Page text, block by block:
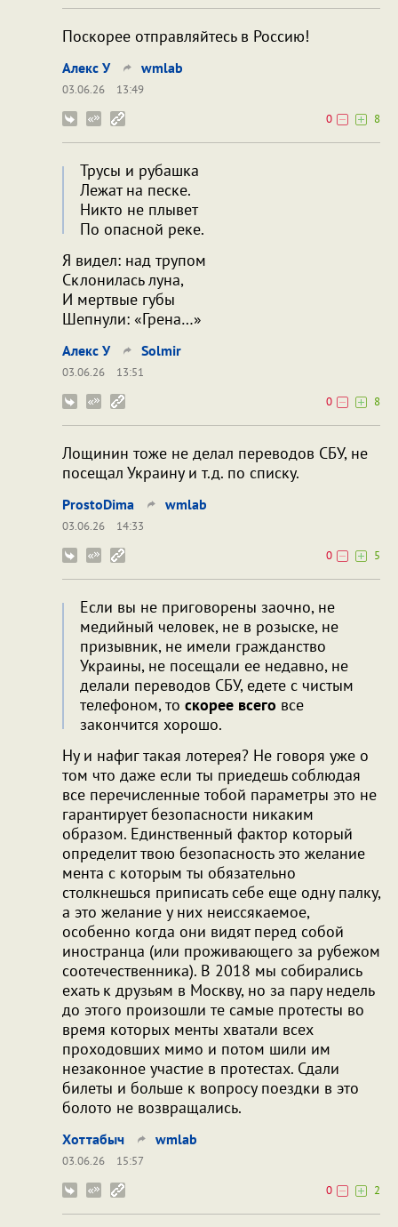
Поскорее отправляйтесь в Россию!
Алекс У wmlab
03.06.26
13:49
0
8
Трусы и рубашка
Лежат на песке.
Никто не плывет
По опасной реке.
Я видел: над трупом
Склонилась луна,
И мертвые губы
Шепнули: «Грена…»
Алекс У Solmir
03.06.26
13:51
0
8
Лощинин тоже не делал переводов СБУ, не
посещал Украину и т.д. по списку.
ProstoDima wmlab
03.06.26
14:33
0
5
Если вы не приговорены заочно, не
медийный человек, не в розыске, не
призывник, не имели гражданство
Украины, не посещали ее недавно, не
делали переводов СБУ, едете с чистым
телефоном, то скорее всего все
закончится хорошо.
Ну и нафиг такая лотерея? Не говоря уже о
том что даже если ты приедешь соблюдая
все перечисленные тобой параметры это не
гарантирует безопасности никаким
образом. Единственный фактор который
определит твою безопасность это желание
мента с которым ты обязательно
столкнешься приписать себе еще одну палку,
а это желание у них неиссякаемое,
особенно когда они видят перед собой
иностранца (или проживающего за рубежом
соотечественника). В 2018 мы собирались
ехать к друзьям в Москву, но за пару недель
до этого произошли те самые протесты во
время которых менты хватали всех
проходовших мимо и потом шили им
незаконное участие в протестах. Сдали
билеты и больше к вопросу поездки в это
болото не возвращались.
Хоттабыч wmlab
03.06.26
15:57
0
2